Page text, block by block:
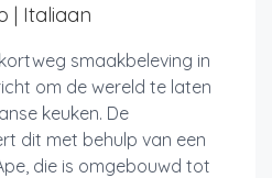
| Italiaan
smaakbeleving in
om de wereld te laten
keuken. De
dit met behulp van een
die is omgebouwd tot